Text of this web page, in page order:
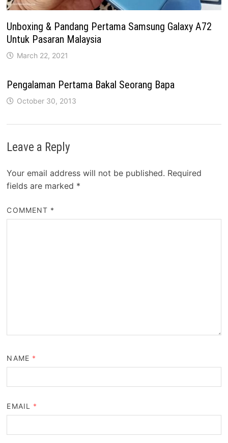
Unboxing & Pandang Pertama Samsung Galaxy A72
Untuk Pasaran Malaysia
March 22, 2021
Pengalaman Pertama Bakal Seorang Bapa
October 30, 2013
Leave a Reply
Your email address will not be published. Required
fields are marked *
COMMENT *
NAME *
EMAIL *